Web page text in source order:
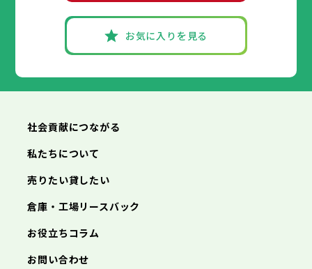
お気に入りを見る
社会貢献につながる
私たちについて
売りたい貸したい
倉庫・工場リースバック
お役立ちコラム
お問い合わせ